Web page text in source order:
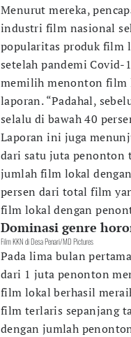
Menurut mereka,
industri film nasional
popularitas produk film
setelah pandemi Covid-
memilih menonton film
laporan. “Padahal,
selalu di bawah 40
Laporan ini juga
dari satu juta penonton
jumlah film lokal
persen dari total film
film lokal dengan
Dominasi genre
Film KKN di Desa Penari/MD Pictures
Pada lima bulan
dari 1 juta penonton
film lokal berhasil
film terlaris sepanjang
dengan jumlah